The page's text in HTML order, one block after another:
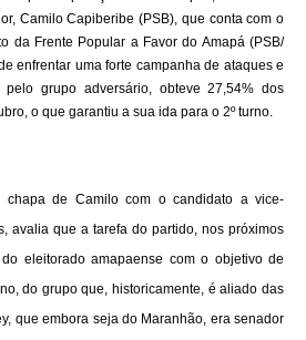
Camilo Capiberibe (PSB), que conta com o
da Frente Popular a Favor do Amapá (PSB/
enfrentar uma forte campanha de ataques e
pelo grupo adversário, obteve 27,54% dos
o que garantiu a sua ida para o 2º turno.
chapa de Camilo com o candidato a vice-
avalia que a tarefa do partido, nos próximos
eleitorado amapaense com o objetivo de
do grupo que, historicamente, é aliado das
que embora seja do Maranhão, era senador